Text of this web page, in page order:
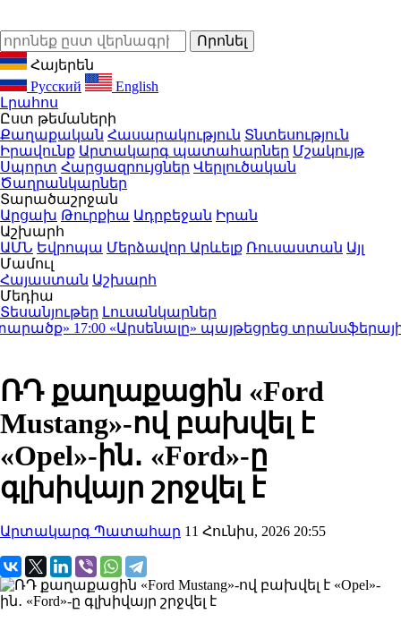
Հայերեն
Русский
English
Լրահոս
Ըստ թեմաների
Քաղաքական Հասարակություն Տնտեսություն
Իրավունք Արտակարգ պատահարներ Մշակույթ
Սպորտ Հարցազրույցներ Վերլուծական
Ծաղրանկարներ
Տարածաշրջան
Արցախ Թուրքիա Ադրբեջան Իրան
Աշխարհ
ԱՄՆ Եվրոպա Մերձավոր Արևելք Ռուսաստան Այլ
Մամուլ
Հայաստան Աշխարհ
Մեդիա
Տեսանյութեր Լուսանկարներ
17:00«Արսենալը» պայթեցրեց տրանսֆերային
ՌԴ քաղաքացին «Ford
Mustang»-ով բախվել է
«Opel»-ին․ «Ford»-ը
գլխիվայր շրջվել է
Արտակարգ Պատահար 11 Հունիս, 2026 20:55